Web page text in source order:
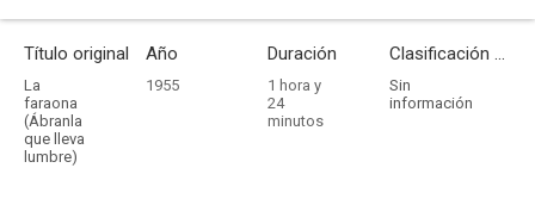
Título original
La
faraona
(Ábranla
que lleva
lumbre)
Año
1955
Duración
1 hora y
24
minutos
Clasificación por edades
Sin
información